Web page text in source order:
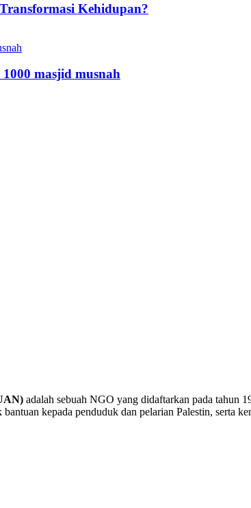
Kehidupan?
masjid musnah
adalah sebuah NGO yang didaftarkan pada tahun
kepada penduduk dan pelarian Palestin, serta